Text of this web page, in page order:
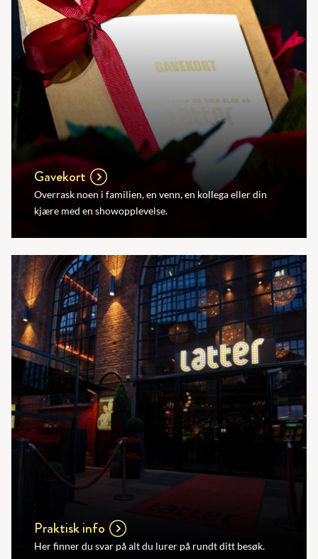
Gavekort
Overrask noen i familien, en venn, en kollega eller din
kjære med en showopplevelse.
Praktisk info
Her finner du svar på alt du lurer på rundt ditt besøk.